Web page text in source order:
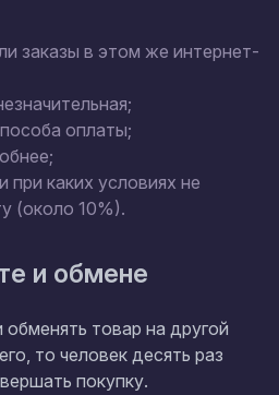
заказы в этом же интернет-
оплаты;
при каких условиях не
(около 10%).
и обмене
товар на другой
то человек десять раз
покупку.